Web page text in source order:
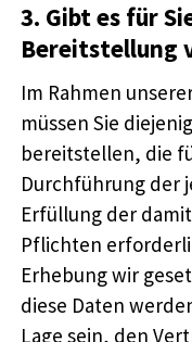
3. Gibt es für
Bereitstellung
Im Rahmen
müssen Sie
bereitstellen, die
Durchführung der
Erfüllung der
Pflichten
Erhebung wir
diese Daten
Lage sein, den